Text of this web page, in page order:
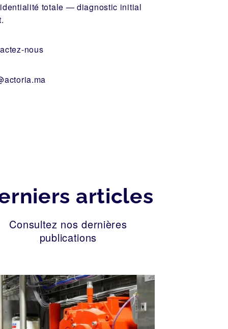
totale — diagnostic initial
nous
articles
Consultez nos dernières
publications